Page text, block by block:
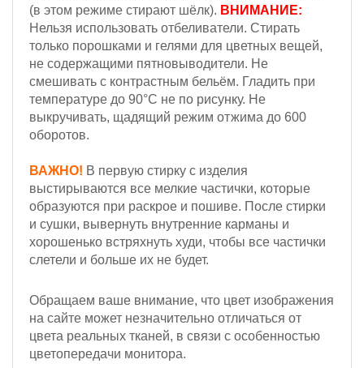
(в этом режиме стирают шёлк). ВНИМАНИЕ:
Нельзя использовать отбеливатели. Стирать
только порошками и гелями для цветных вещей,
не содержащими пятновыводители. Не
смешивать с контрастным бельём. Гладить при
температуре до 90°С не по рисунку. Не
выкручивать, щадящий режим отжима до 600
оборотов.
ВАЖНО! В первую стирку с изделия
выстирываются все мелкие частички, которые
образуются при раскрое и пошиве. После стирки
и сушки, вывернуть внутренние карманы и
хорошенько встряхнуть худи, чтобы все частички
слетели и больше их не будет.
Обращаем ваше внимание, что цвет изображения
на сайте может незначительно отличаться от
цвета реальных тканей, в связи с особенностью
цветопередачи монитора.